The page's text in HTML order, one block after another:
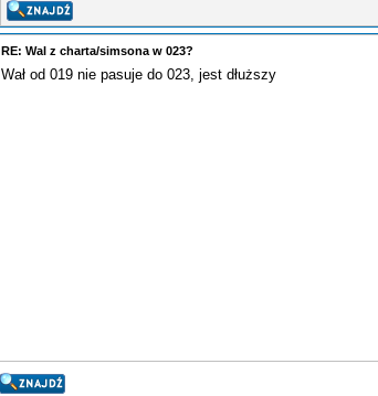
RE: Wal z charta/simsona w 023?
Wał od 019 nie pasuje do 023, jest dłuższy